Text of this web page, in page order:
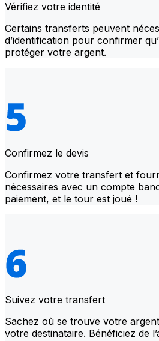
Vérifiez votre identité
Certains transferts peuvent
d’identification pour confirmer
protéger votre argent.
Confirmez le devis
Confirmez votre transfert et
nécessaires avec un compte
paiement, et le tour est joué !
Suivez votre transfert
Sachez où se trouve votre
votre destinataire. Bénéficiez de